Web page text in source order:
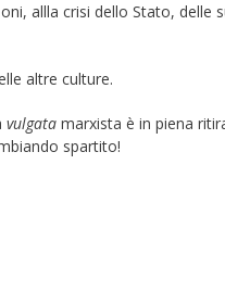
allla crisi dello Stato,
altre culture.
vulgata marxista è in piena
spartito!